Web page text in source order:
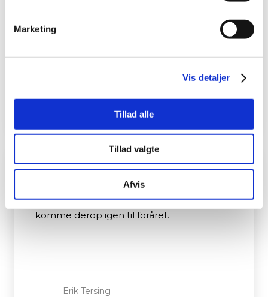
Marketing
Vis detaljer
Tillad alle
Tillad valgte
Afvis
behjælpelige, hvis man har spørgsmål, til
Susanne Jensen​
Meget glad for træning
Jeg er meget glad for blive TRÆNET, af de
gode fysioterapeut og glæder mig til at
komme derop igen til foråret.
Erik Tersing